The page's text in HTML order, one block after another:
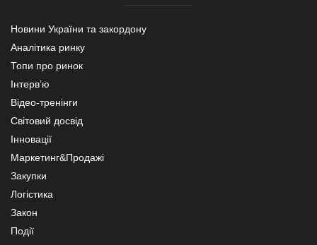
Новини України та закордону
Аналітика ринку
Топи про ринок
Інтерв’ю
Відео-тренінги
Світовий досвід
Інновації
Маркетинг&Продажі
Закупки
Логістика
Закон
Події